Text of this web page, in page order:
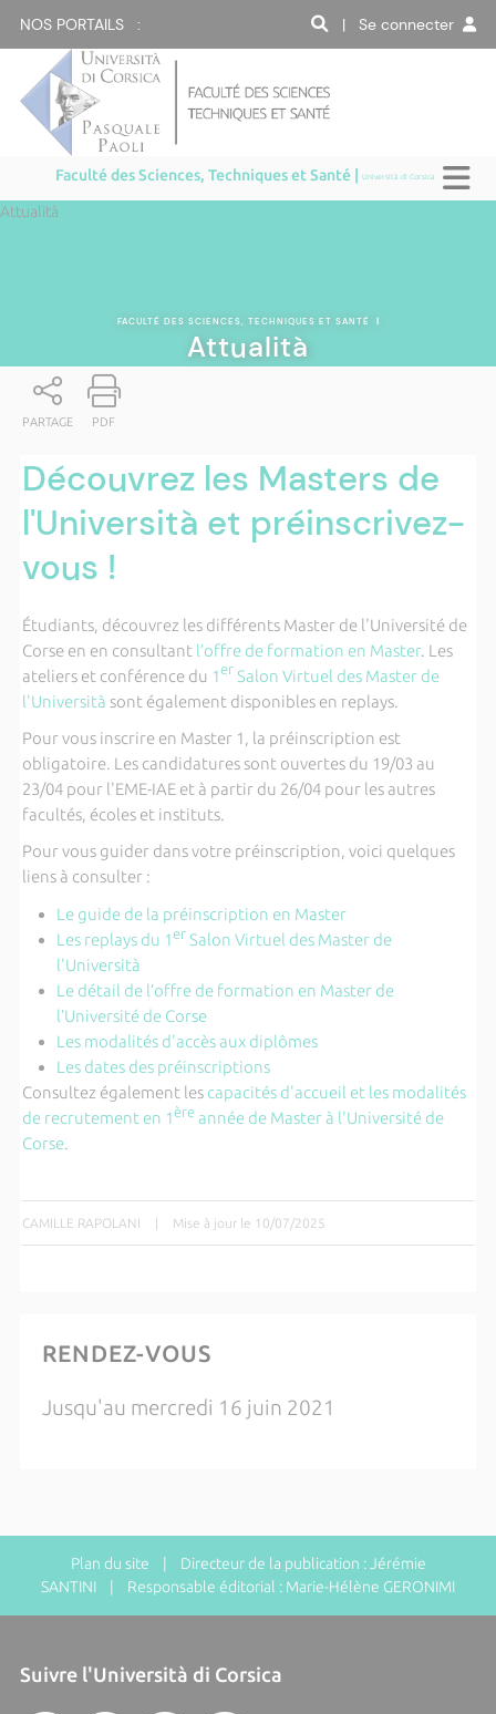
NOS PORTAILS : | Se connecter
Faculté des Sciences, Techniques et Santé |Università di Corsica
Attualità
FACULTÉ DES SCIENCES, TECHNIQUES ET SANTÉ |
Attualità
PARTAGE PDF
Découvrez les Masters de
l'Università et préinscrivez-
vous !
Étudiants, découvrez les différents Master de l'Université de
Corse en en consultant l’offre de formation en Master. Les
ateliers et conférence du 1er Salon Virtuel des Master de
l'Università sont également disponibles en replays.
Pour vous inscrire en Master 1, la préinscription est
obligatoire. Les candidatures sont ouvertes du 19/03 au
23/04 pour l'EME-IAE et à partir du 26/04 pour les autres
facultés, écoles et instituts.
Pour vous guider dans votre préinscription, voici quelques
liens à consulter :
Le guide de la préinscription en Master
Les replays du 1er Salon Virtuel des Master de
l'Università
Le détail de l’offre de formation en Master de
l’Université de Corse
Les modalités d'accès aux diplômes
Les dates des préinscriptions
Consultez également les capacités d'accueil et les modalités
de recrutement en 1ère année de Master à l'Université de
Corse.
CAMILLE RAPOLANI Mise à jour le 10/07/2025
RENDEZ-VOUS
Jusqu'au mercredi 16 juin 2021
Plan du site | Directeur de la publication : Jérémie
SANTINI | Responsable éditorial : Marie-Hélène GERONIMI
Suivre l'Università di Corsica